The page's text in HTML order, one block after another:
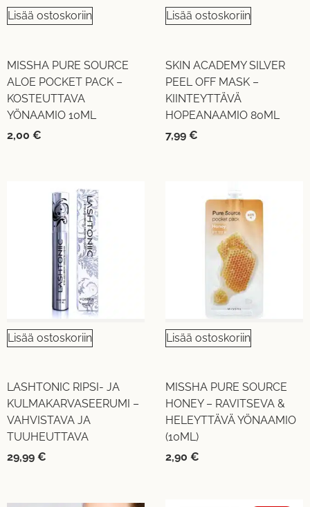
Lisää ostoskoriin
MISSHA PURE SOURCE
ALOE POCKET PACK –
KOSTEUTTAVA
YÖNAAMIO 10ML
2,00 €
Lisää ostoskoriin
SKIN ACADEMY SILVER
PEEL OFF MASK –
KIINTEYTTÄVÄ
HOPEANAAMIO 80ML
7,99 €
Lisää ostoskoriin
LASHTONIC RIPSI- JA
KULMAKARVASEERUMI –
VAHVISTAVA JA
TUUHEUTTAVA
29,99 €
Lisää ostoskoriin
MISSHA PURE SOURCE
HONEY – RAVITSEVA &
HELEYTTÄVÄ YÖNAAMIO
(10ML)
2,90 €